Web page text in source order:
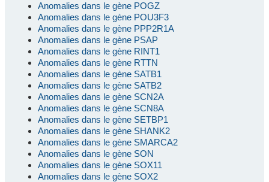
Anomalies dans le gène POGZ
Anomalies dans le gène POU3F3
Anomalies dans le gène PPP2R1A
Anomalies dans le gène PSAP
Anomalies dans le gène RINT1
Anomalies dans le gène RTTN
Anomalies dans le gène SATB1
Anomalies dans le gène SATB2
Anomalies dans le gène SCN2A
Anomalies dans le gène SCN8A
Anomalies dans le gène SETBP1
Anomalies dans le gène SHANK2
Anomalies dans le gène SMARCA2
Anomalies dans le gène SON
Anomalies dans le gène SOX11
Anomalies dans le gène SOX2